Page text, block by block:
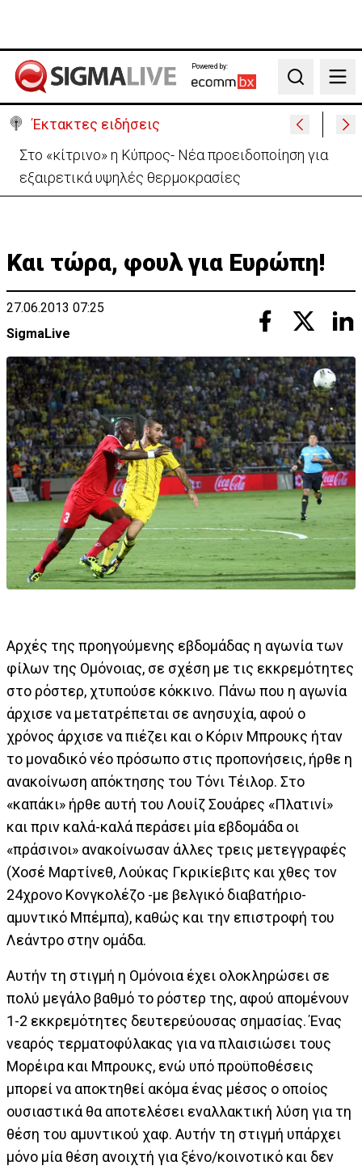
Powered by:
Search
Έκτακτες ειδήσεις
Ανοίγει από αύριο η οδική πρόσβαση στις Αφίξεις
του Αεροδρομίου Λάρνακας
Και τώρα, φουλ για Ευρώπη!
27.06.2013 07:25
SigmaLive
Αρχές της προηγούμενης εβδομάδας η αγωνία των
φίλων της Ομόνοιας, σε σχέση με τις εκκρεμότητες
στο ρόστερ, χτυπούσε κόκκινο. Πάνω που η αγωνία
άρχισε να μετατρέπεται σε ανησυχία, αφού ο
χρόνος άρχισε να πιέζει και ο Κόριν Μπρουκς ήταν
το μοναδικό νέο πρόσωπο στις προπονήσεις, ήρθε η
ανακοίνωση απόκτησης του Τόνι Τέιλορ. Στο
«καπάκι» ήρθε αυτή του Λουίζ Σουάρες «Πλατινί»
και πριν καλά-καλά περάσει μία εβδομάδα οι
«πράσινοι» ανακοίνωσαν άλλες τρεις μετεγγραφές
(Χοσέ Μαρτίνεθ, Λούκας Γκρικίεβιτς και χθες τον
24χρονο Κονγκολέζο -με βελγικό διαβατήριο-
αμυντικό Μπέμπα), καθώς και την επιστροφή του
Λεάντρο στην ομάδα.
Αυτήν τη στιγμή η Ομόνοια έχει ολοκληρώσει σε
πολύ μεγάλο βαθμό το ρόστερ της, αφού απομένουν
1-2 εκκρεμότητες δευτερεύουσας σημασίας. Ένας
νεαρός τερματοφύλακας για να πλαισιώσει τους
Μορέιρα και Μπρουκς, ενώ υπό προϋποθέσεις
μπορεί να αποκτηθεί ακόμα ένας μέσος ο οποίος
ουσιαστικά θα αποτελέσει εναλλακτική λύση για τη
θέση του αμυντικού χαφ. Αυτήν τη στιγμή υπάρχει
μόνο μία θέση ανοιχτή για ξένο/κοινοτικό και δεν